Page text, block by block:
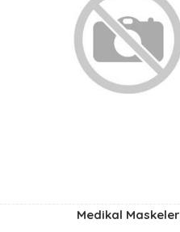
Medikal Maskeler